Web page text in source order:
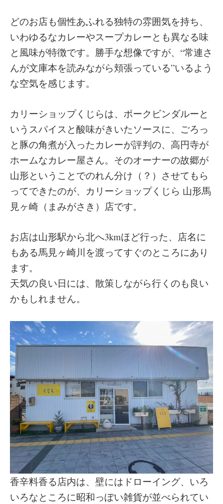
どのお店も個性あふれる独特の雰囲気を持ち、
いわゆるなカレーやスープカレーとも異なる味
と風味が特徴です。勝手な想像ですが、“常連さ
んが文庫本を読みながら頬張っている”いるよう
な空気を感じます。
カリーショップくじらは、ポークビンダルーと
いうスパイスと酸味がきいたソースに、ごろっ
と豚の角煮が入ったカレーが評判の、高円寺が
ホームなカレー屋さん。そのオーナーの故郷が
山形ということでのれん分け（？）させてもら
ってできたのが、カリーショップくじら 山形馬
見ヶ崎（まみがさき）店です。
お店は山形駅から北へ3kmほど行った、店名に
もある馬見ヶ崎川を渡ってすぐのところにあり
ます。
天気の良い日には、散策しながら行くのも良い
かもしれません。
香辛料香る店内は、壁にはドローイング、いろ
いろなところに昭和っぽい雑貨が並べられてい